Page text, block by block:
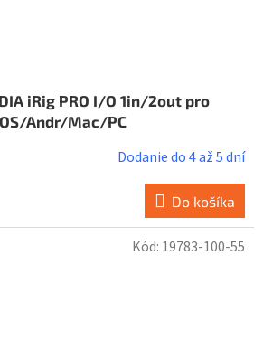
iRig PRO I/O 1in/2out pro
Andr/Mac/PC
Dodanie do 4 až 5 dní
Do košíka
Kód: 19783-100-55